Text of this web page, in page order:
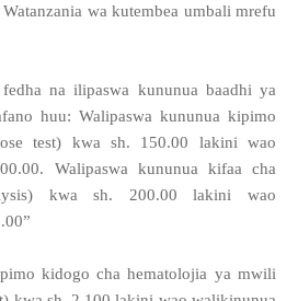
wa kutembea umbali mrefu
na ilipaswa kununua baadhi ya
huu: Walipaswa kununua kipimo
test) kwa sh. 150.00 lakini wao
Walipaswa kununua kifaa cha
kwa sh. 200.00 lakini wao
kidogo cha hematolojia ya mwili